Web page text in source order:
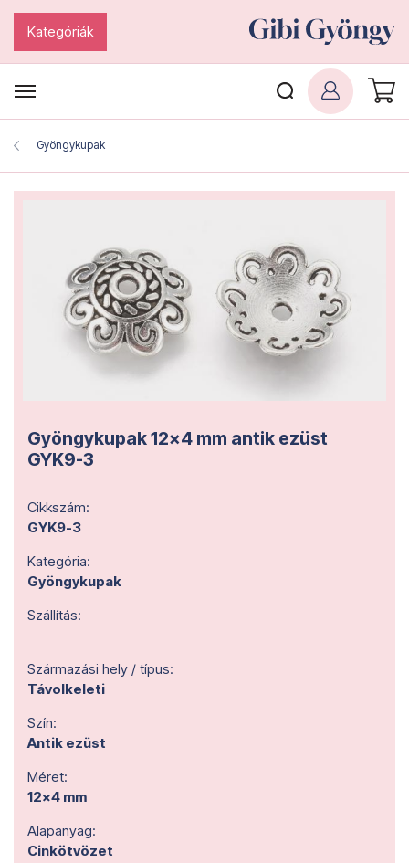
Kategóriák
Gyöngykupak
Gyöngykupak 12x4 mm antik ezüst
GYK9-3
Cikkszám:
GYK9-3
Kategória:
Gyöngykupak
Szállítás:
Származási hely / típus:
Távolkeleti
Szín:
Antik ezüst
Méret:
12x4 mm
Alapanyag:
Cinkötvözet